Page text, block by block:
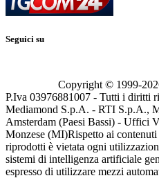
Seguici su
Copyright © 1999-
P.Iva 03976881007 - Tutti i diritti
Mediamond S.p.A. - RTI S.p.A.,
Amsterdam (Paesi Bassi) - Uffici
Monzese (MI)Rispetto ai
riprodotti è vietata ogni
sistemi di intelligenza artificiale
espresso di utilizzare mezzi